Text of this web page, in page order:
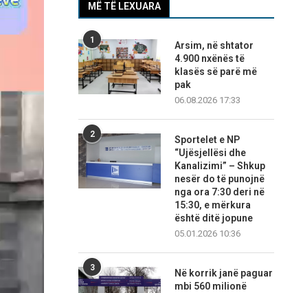
MË TË LEXUARA
1
Arsim, në shtator
4.900 nxënës të
klasës së parë më
pak
06.08.2026 17:33
2
Sportelet e NP
“Ujësjellësi dhe
Kanalizimi” – Shkup
nesër do të punojnë
nga ora 7:30 deri në
15:30, e mërkura
është ditë jopune
05.01.2026 10:36
3
Në korrik janë paguar
mbi 560 milionë